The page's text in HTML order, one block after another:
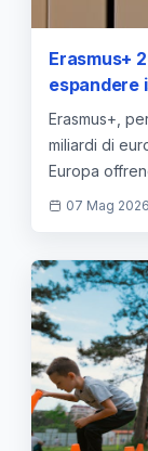
Erasmus+
espandere
Europa
Erasmus+,
miliardi di
Europa
07 Mag 2026